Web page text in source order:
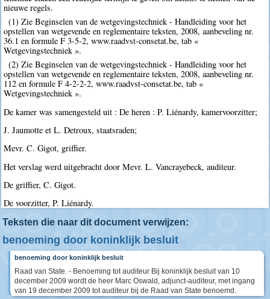
nieuwe regels.
(1) Zie Beginselen van de wetgevingstechniek - Handleiding voor het
opstellen van wetgevende en reglementaire teksten, 2008, aanbeveling nr.
36.1 en formule F 3-5-2, www.raadvst-consetat.be, tab «
Wetgevingstechniek ».
(2) Zie Beginselen van de wetgevingstechniek - Handleiding voor het
opstellen van wetgevende en reglementaire teksten, 2008, aanbeveling nr.
112 en formule F 4-2-2-2, www.raadvst-consetat.be, tab «
Wetgevingstechniek ».
De kamer was samengesteld uit : De heren : P. Liénardy, kamervoorzitter;
J. Jaumotte et L. Detroux, staatsraden;
Mevr. C. Gigot, griffier.
Het verslag werd uitgebracht door Mevr. L. Vancrayebeck, auditeur.
De griffier, C. Gigot.
De voorzitter, P. Liénardy.
Teksten die naar dit document verwijzen:
benoeming door koninklijk besluit
benoeming door koninklijk besluit
Raad van State. - Benoeming tot auditeur Bij koninklijk besluit van 10
december 2009 wordt de heer Marc Oswald, adjunct-auditeur, met ingang
van 19 december 2009 tot auditeur bij de Raad van State benoemd.